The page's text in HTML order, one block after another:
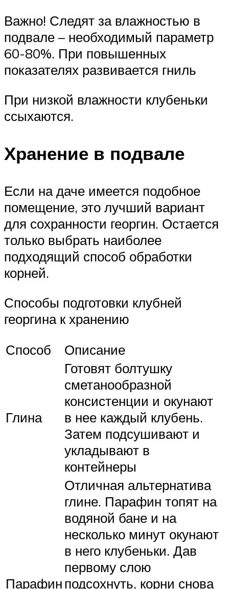
Важно! Следят за влажностью в
подвале – необходимый параметр
60-80%. При повышенных
показателях развивается гниль
При низкой влажности клубеньки
ссыхаются.
Хранение в подвале
Если на даче имеется подобное
помещение, это лучший вариант
для сохранности георгин. Остается
только выбрать наиболее
подходящий способ обработки
корней.
Способы подготовки клубней
георгина к хранению
Способ
Описание
Глина
Готовят болтушку
сметанообразной
консистенции и окунают
в нее каждый клубень.
Затем подсушивают и
укладывают в
контейнеры
Парафин
Отличная альтернатива
глине. Парафин топят на
водяной бане и на
несколько минут окунают
в него клубеньки. Дав
первому слою
подсохнуть, корни снова